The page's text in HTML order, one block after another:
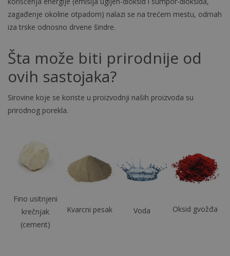
zagađenje okoline otpadom) nalazi se na trećem mestu, odmah
iza trske odnosno drvene šindre.
Šta može biti prirodnije od
ovih sastojaka?
Sirovine koje se koriste u proizvodnji naših proizvoda su
prirodnog porekla.
Fino usitnjeni
krečnjak
(cement)
Kvarcni pesak Voda Oksid gvožđa